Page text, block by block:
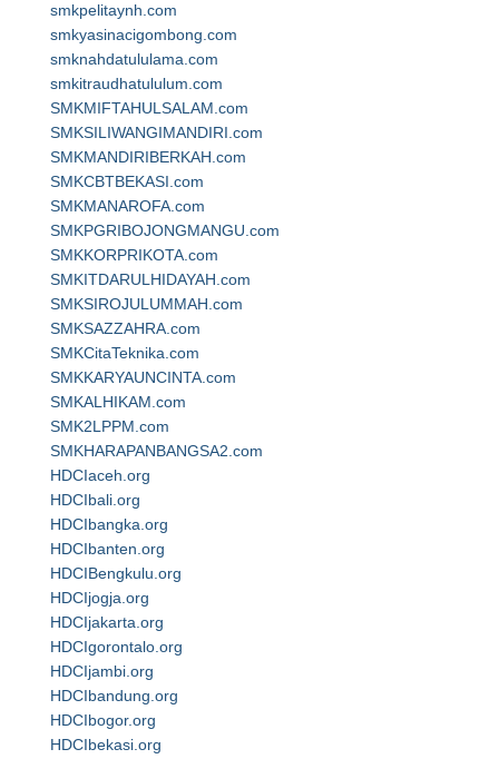
smkpelitaynh.com
smkyasinacigombong.com
smknahdatululama.com
smkitraudhatululum.com
SMKMIFTAHULSALAM.com
SMKSILIWANGIMANDIRI.com
SMKMANDIRIBERKAH.com
SMKCBTBEKASI.com
SMKMANAROFA.com
SMKPGRIBOJONGMANGU.com
SMKKORPRIKOTA.com
SMKITDARULHIDAYAH.com
SMKSIROJULUMMAH.com
SMKSAZZAHRA.com
SMKCitaTeknika.com
SMKKARYAUNCINTA.com
SMKALHIKAM.com
SMK2LPPM.com
SMKHARAPANBANGSA2.com
HDCIaceh.org
HDCIbali.org
HDCIbangka.org
HDCIbanten.org
HDCIBengkulu.org
HDCIjogja.org
HDCIjakarta.org
HDCIgorontalo.org
HDCIjambi.org
HDCIbandung.org
HDCIbogor.org
HDCIbekasi.org